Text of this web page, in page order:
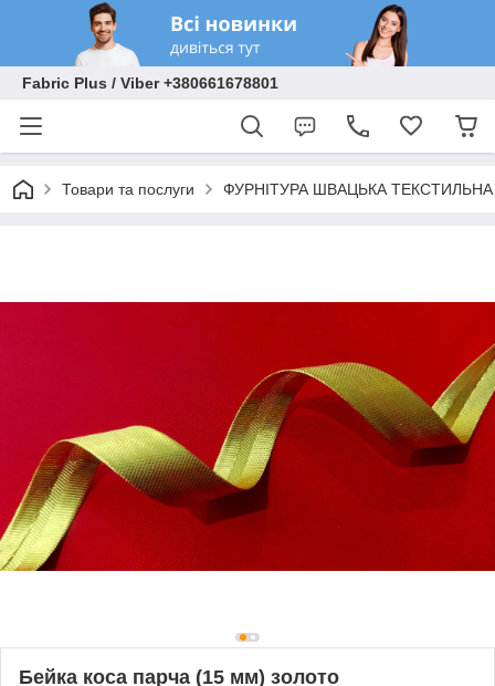
Fabric Plus / Viber +380661678801
Товари та послуги ФУРНІТУРА ШВАЦЬКА ТЕКСТИЛЬНА
Бейка коса парча (15 мм) золото